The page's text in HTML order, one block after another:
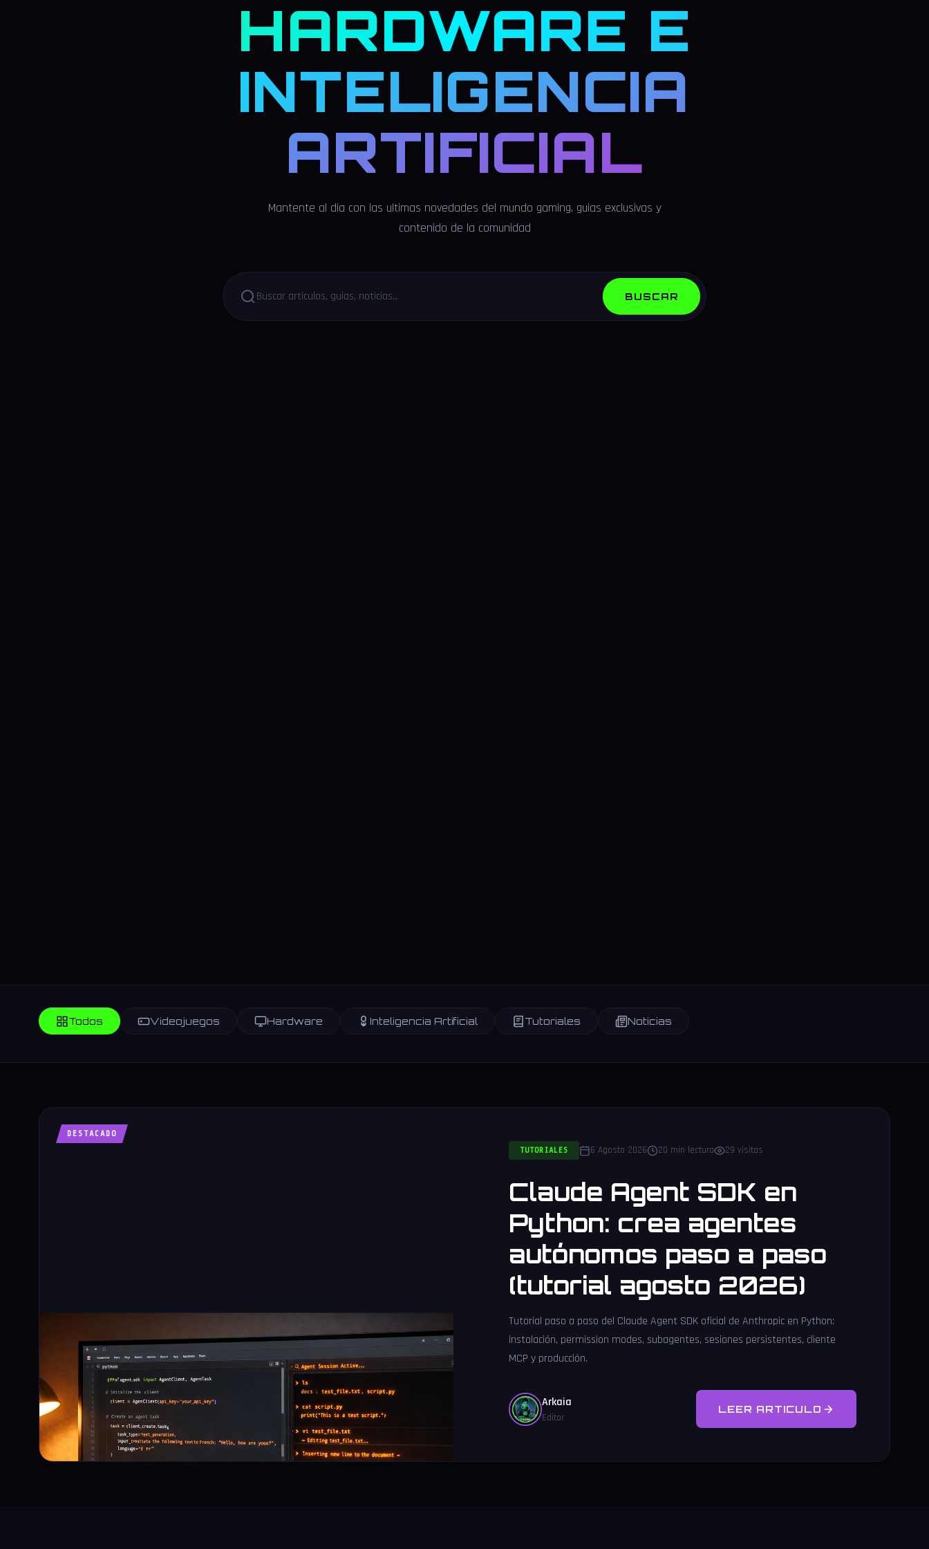
HARDWARE E
INTELIGENCIA
ARTIFICIAL
Mantente al dia con las ultimas novedades del mundo gaming, guias exclusivas y
contenido de la comunidad
BUSCAR
Todos Videojuegos Hardware Inteligencia Artificial Tutoriales Noticias
DESTACADO
TUTORIALES
6 Agosto 2026 20 min lectura 29 visitas
Claude Agent SDK en
Python: crea agentes
autónomos paso a paso
(tutorial agosto 2026)
Tutorial paso a paso del Claude Agent SDK oficial de Anthropic en Python:
instalación, permission modes, subagentes, sesiones persistentes, cliente
MCP y producción.
Arkaia
Editor
LEER ARTICULO